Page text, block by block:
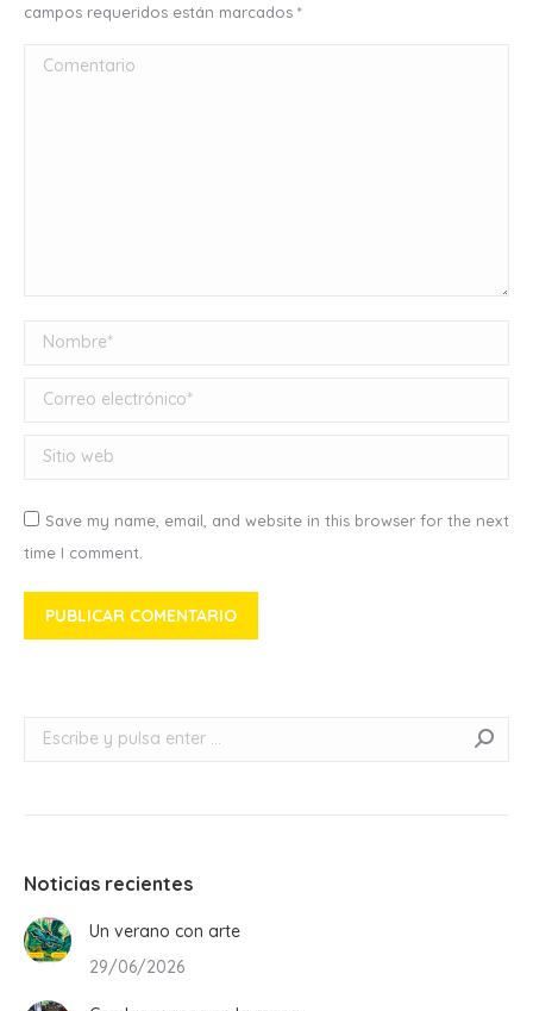
campos requeridos están marcados *
Comentario
Nombre *
Correo electrónico *
Sitio web
Save my name, email, and website in this browser for the next
time I comment.
PUBLICAR COMENTARIO
Buscar:
Noticias recientes
Un verano con arte
29/06/2026